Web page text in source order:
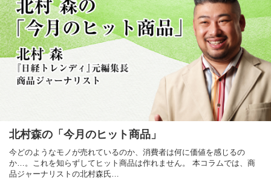
北村森の「今月のヒット商品」
今どのようなモノが売れているのか、消費者は何に価値を感じるの
か…。これを知らずしてヒット商品は作れません。 本コラムでは、商
品ジャーナリストの北村森氏…